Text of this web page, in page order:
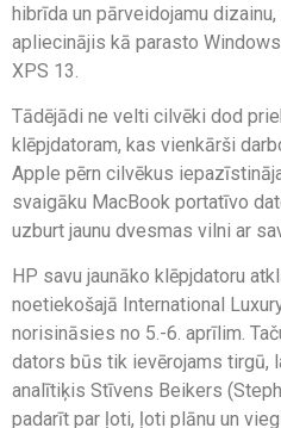
hibrīda un pārveidojamu
apliecinājis kā parasto
XPS 13.
Tādējādi ne velti cilvēki dod
klēpjdatoram, kas vienkārši
Apple pērn cilvēkus
svaigāku MacBook portatīvo
uzburt jaunu dvesmas vilni ar
HP savu jaunāko klēpjdatoru
noetiekošajā International
norisināsies no 5.-6. aprīlim.
dators būs tik ievērojams tirgū,
analītiķis Stīvens Beikers
padarīt par ļoti, ļoti plānu un